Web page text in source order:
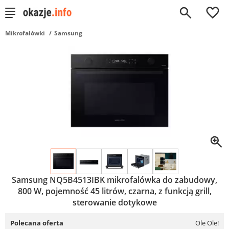
0
Mikrofalówki Samsung
Samsung NQ5B4513IBK mikrofalówka do zabudowy,
800 W, pojemność 45 litrów, czarna, z funkcją grill,
sterowanie dotykowe
Polecana oferta Ole Ole!